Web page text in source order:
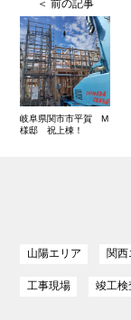
岐阜県関市市平賀 M
様邸 祝上棟！
山陽エリア 関西
工事現場 竣工検